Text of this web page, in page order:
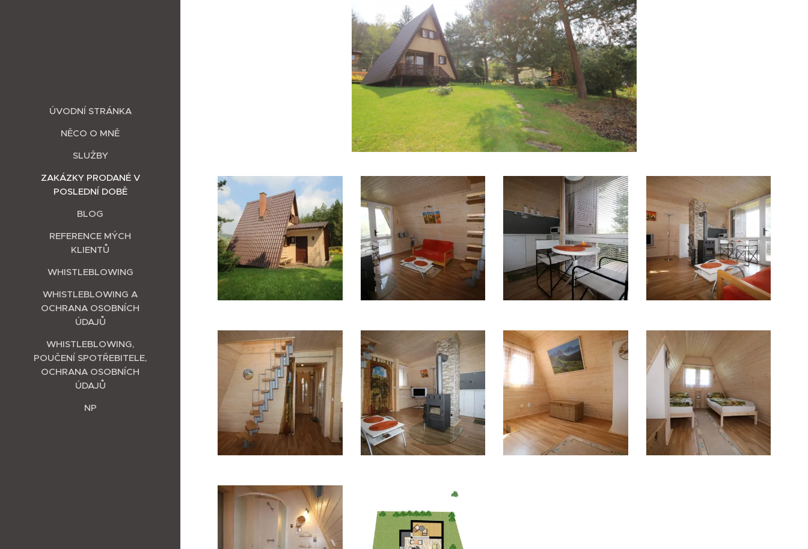
ÚVODNÍ STRÁNKA
NĚCO O MNĚ
SLUŽBY
ZAKÁZKY PRODANÉ V
POSLEDNÍ DOBĚ
BLOG
REFERENCE MÝCH
KLIENTŮ
WHISTLEBLOWING
WHISTLEBLOWING A
OCHRANA OSOBNÍCH
ÚDAJŮ
WHISTLEBLOWING,
POUČENÍ SPOTŘEBITELE,
OCHRANA OSOBNÍCH
ÚDAJŮ
NP